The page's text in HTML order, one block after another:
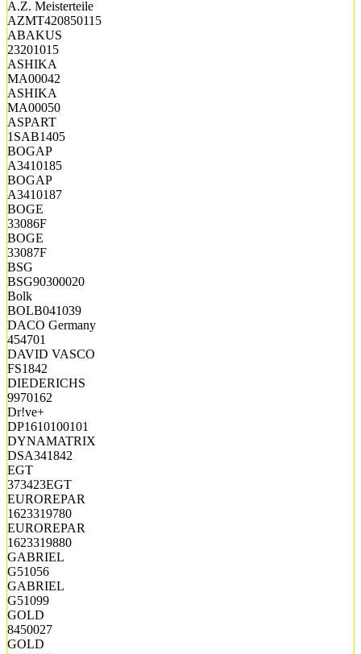
A.Z. Meisterteile
AZMT420850115
ABAKUS
23201015
ASHIKA
MA00042
ASHIKA
MA00050
ASPART
1SAB1405
BOGAP
A3410185
BOGAP
A3410187
BOGE
33086F
BOGE
33087F
BSG
BSG90300020
Bolk
BOLB041039
DACO Germany
454701
DAVID VASCO
FS1842
DIEDERICHS
9970162
Dr!ve+
DP1610100101
DYNAMATRIX
DSA341842
EGT
373423EGT
EUROREPAR
1623319780
EUROREPAR
1623319880
GABRIEL
G51056
GABRIEL
G51099
GOLD
8450027
GOLD